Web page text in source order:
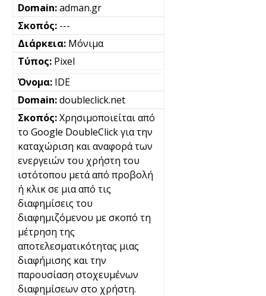
adman.gr
---
Μόνιμα
Pixel
IDE
doubleclick.net
Χρησιμοποιείται από
το Google DoubleClick για την
καταχώριση και αναφορά των
ενεργειών του χρήστη του
ιστότοπου μετά από προβολή
ή κλικ σε μια από τις
διαφημίσεις του
διαφημιζόμενου με σκοπό τη
μέτρηση της
αποτελεσματικότητας μιας
διαφήμισης και την
παρουσίαση στοχευμένων
διαφημίσεων στο χρήστη.